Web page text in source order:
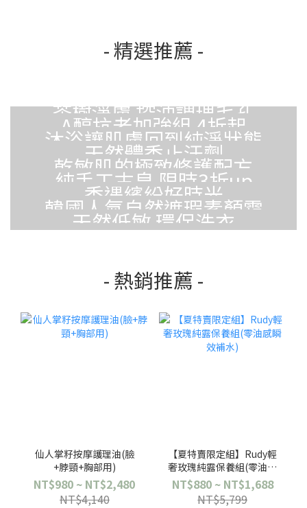
- 精選推薦 -
茶樹淨膚 控油調理毛孔
A醇抗老加強組 4折起
沐浴讓肌膚回到純淨狀態
天然體香止汗劑
乾敏肌的極致修護配方
純手工古皂 限時3折up
香遇繽紛好時光
韓國人氣自然遮瑕素顏霜
天然低敏 環保洗衣
- 熱銷推薦 -
仙人掌籽按摩護理油(臉
+脖頸+胸部用)
NT$980 ~ NT$2,480
NT$4,140
【夏特賣限定組】Rudy輕
奢玫瑰純露保養組(零油感
瞬效補水)
NT$880 ~ NT$1,688
NT$5,799